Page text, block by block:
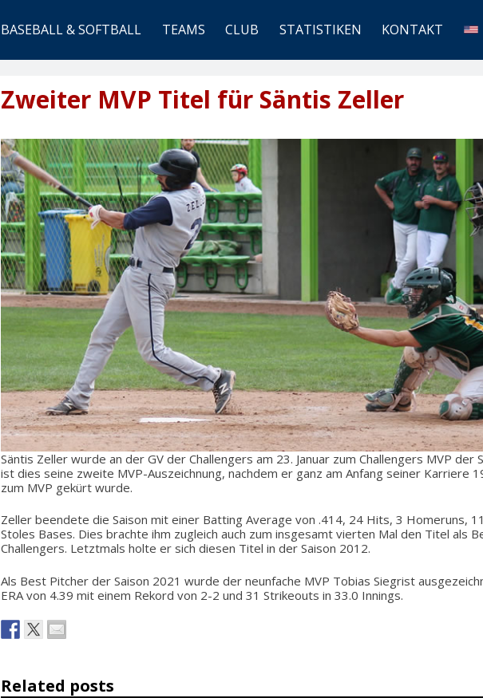
BASEBALL & SOFTBALL TEAMS CLUB STATISTIKEN KONTAKT
Zweiter MVP Titel für Säntis Zeller
Säntis Zeller wurde an der GV der Challengers am 23. Januar zum Challengers MVP der
ist dies seine zweite MVP-Auszeichnung, nachdem er ganz am Anfang seiner Karriere
zum MVP gekürt wurde.
Zeller beendete die Saison mit einer Batting Average von .414, 24 Hits, 3 Homeruns,
Stoles Bases. Dies brachte ihm zugleich auch zum insgesamt vierten Mal den Titel als
Challengers. Letztmals holte er sich diesen Titel in der Saison 2012.
Als Best Pitcher der Saison 2021 wurde der neunfache MVP Tobias Siegrist
ERA von 4.39 mit einem Rekord von 2-2 und 31 Strikeouts in 33.0 Innings.
Related posts